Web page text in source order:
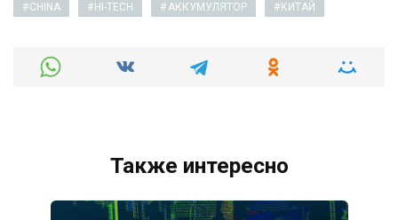
CHINA HI-TECH АККУМУЛЯТОР КИТАЙ
Также интересно